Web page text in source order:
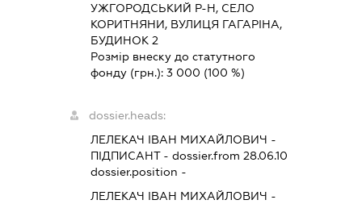
УЖГОРОДСЬКИЙ Р-Н, СЕЛО
КОРИТНЯНИ, ВУЛИЦЯ ГАГАРІНА,
БУДИНОК 2
Розмір внеску до статутного
фонду (грн.): 3 000 (100 %)
dossier.heads:
ЛЕЛЕКАЧ ІВАН МИХАЙЛОВИЧ -
ПІДПИСАНТ- dossier.from 28.06.10
dossier.position -
ЛЕЛЕКАЧ ІВАН МИХАЙЛОВИЧ -